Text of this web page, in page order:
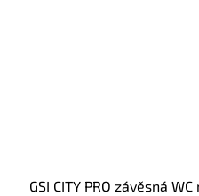
GSI CITY PRO závěsná